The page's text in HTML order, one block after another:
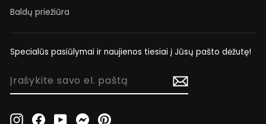
Baldų priežiūra
Specialūs pasiūlymai ir naujienos tiesiai į Jūsų pašto dėžutę!
ĮRAŠYKITE
PAŠTĄInstagramFacebookYouTubeMessenger